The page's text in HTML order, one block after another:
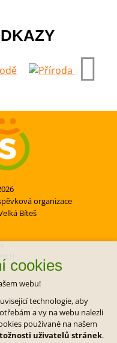
cookies
webu!
technologie, aby
a vy na webu nalezli
používané na našem
uživatelů stránek.
organizace
Bíteš